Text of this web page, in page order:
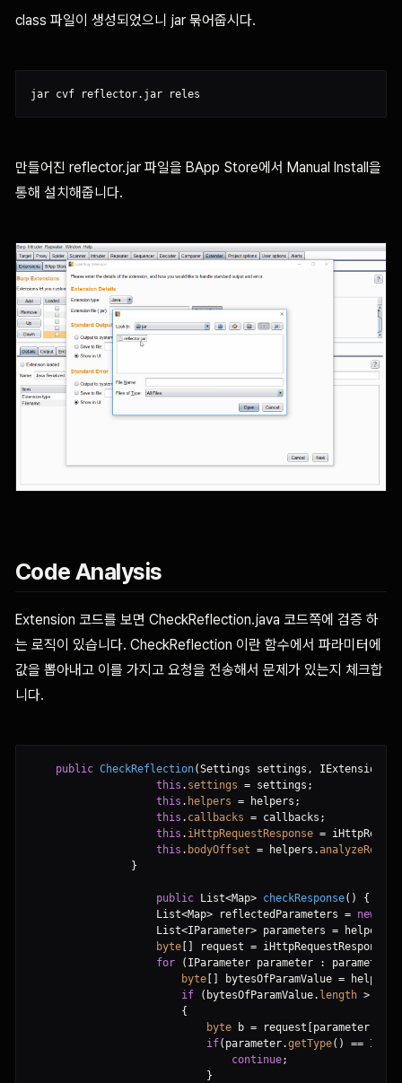
class 파일이 생성되었으니 jar 묶어줍시다.
만들어진 reflector.jar 파일을 BApp Store에서 Manual Install을
통해 설치해줍니다.
Code Analysis
Extension 코드를 보면 CheckReflection.java 코드쪽에 검증 하
는 로직이 있습니다. CheckReflection 이란 함수에서 파라미터에
값을 뽑아내고 이를 가지고 요청을 전송해서 문제가 있는지 체크합
니다.
public CheckReflection(Settings settings ,
this . settings = settings ;
this . helpers = helpers ;
this . callbacks = callbacks ;
this . iHttpRequestResponse =
this . bodyOffset = helpers .
}
public List<Map> checkResponse( )
{
                    List
<Map> reflectedParameters = new
                    List
<IParameter> parameters = helpers
byte [ ] request = iHttpRequestResponse
for
( IParameter parameter : parameters
byte [ ] bytesOfParamValue = helpers
if
( bytesOfParamValue. length >
{
byte b = request [parameter
if( parameter.getType( ) ==
continue;
}